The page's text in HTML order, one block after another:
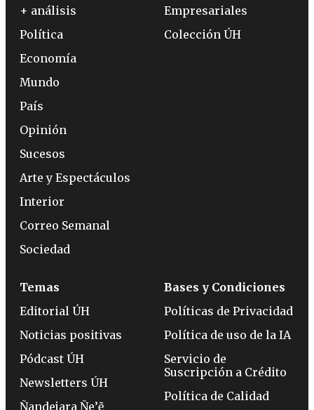
+ análisis
Política
Economía
Mundo
País
Opinión
Sucesos
Arte y Espectáculos
Interior
Correo Semanal
Sociedad
Empresariales
Colección ÚH
Temas
Editorial ÚH
Noticias positivas
Pódcast ÚH
Newsletters ÚH
Ñandejara Ñe’ẽ
Bases y Condiciones
Políticas de Privacidad
Política de uso de la IA
Servicio de
Suscripción a Crédito
Política de Calidad